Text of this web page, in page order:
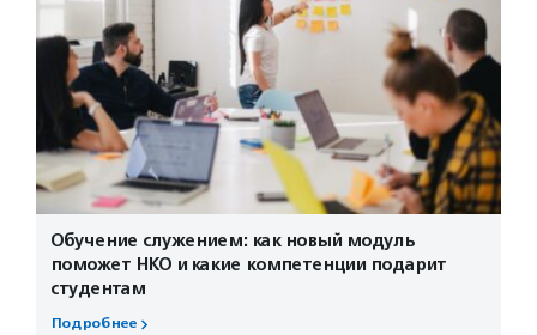
Обучение служением: как новый модуль
поможет НКО и какие компетенции подарит
студентам
Подробнее